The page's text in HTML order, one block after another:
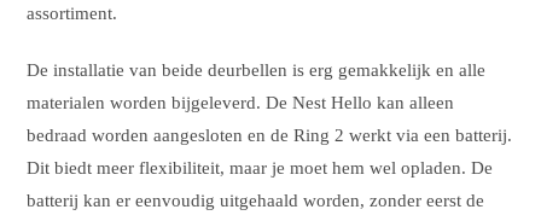
assortiment.
De installatie van beide deurbellen is erg gemakkelijk en alle
materialen worden bijgeleverd. De Nest Hello kan alleen
bedraad worden aangesloten en de Ring 2 werkt via een batterij.
Dit biedt meer flexibiliteit, maar je moet hem wel opladen. De
batterij kan er eenvoudig uitgehaald worden, zonder eerst de